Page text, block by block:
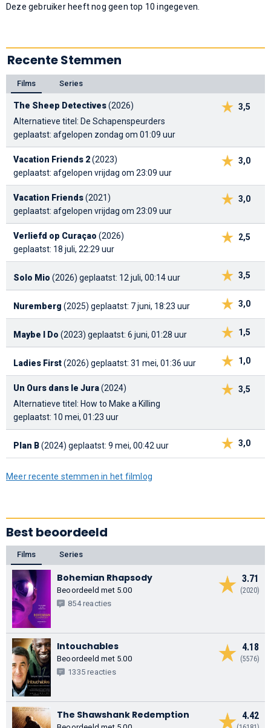
Deze gebruiker heeft nog geen top 10 ingegeven.
Recente Stemmen
Films Series
3,5
The Sheep Detectives(2026)
Alternatieve titel: De Schapenspeurders
geplaatst: afgelopen zondag om 01:09 uur
3,0
Vacation Friends 2(2023)
geplaatst: afgelopen vrijdag om 23:09 uur
3,0
Vacation Friends(2021)
geplaatst: afgelopen vrijdag om 23:09 uur
2,5
Verliefd op Curaçao (2026)
geplaatst: 18 juli, 22:29 uur
3,5
Solo Mio (2026) geplaatst: 12 juli, 00:14 uur
3,0
Nuremberg (2025) geplaatst: 7 juni, 18:23 uur
1,5
Maybe I Do (2023) geplaatst: 6 juni, 01:28 uur
1,0
Ladies First(2026) geplaatst: 31 mei, 01:36 uur
3,5
Un Ours dans le Jura(2024)
Alternatieve titel: How to Make a Killing
geplaatst: 10 mei, 01:23 uur
3,0
Plan B(2024) geplaatst: 9 mei, 00:42 uur
Meer recente stemmen in het filmlog
Best beoordeeld
Films Series
3.71
(2020)
Bohemian Rhapsody
Beoordeeld met 5.00
854 reacties
4.18
(5576)
Intouchables
Beoordeeld met 5.00
1335 reacties
4.42
The Shawshank Redemption